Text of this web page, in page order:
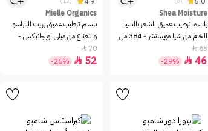
Shea Moisture
بلسم ترطيب عميق للشعر بالشيا
الخام من شيا مويستشر - 384 مل
65

46

-29%
Mielle Organics
بلسم ترطيب عميق بزيت الباباسو
والنعناع من ميلي اورجانيكس -
227ج
70

52

-26%